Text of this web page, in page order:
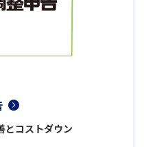
とコストダウン